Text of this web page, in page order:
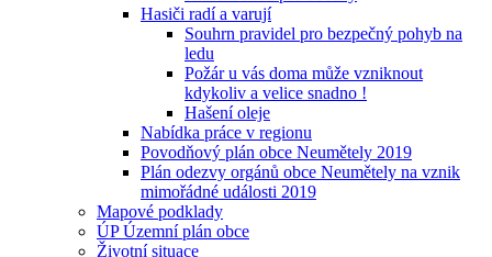
Hasiči radí a varují
Souhrn pravidel pro bezpečný pohyb na
ledu
Požár u vás doma může vzniknout
kdykoliv a velice snadno !
Hašení oleje
Nabídka práce v regionu
Povodňový plán obce Neumětely 2019
Plán odezvy orgánů obce Neumětely na vznik
mimořádné události 2019
Mapové podklady
ÚP Územní plán obce
Životní situace